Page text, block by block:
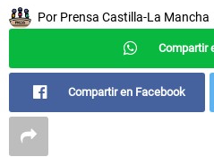
Por Prensa Castilla-La Mancha
Compartir
Compartir en Facebook